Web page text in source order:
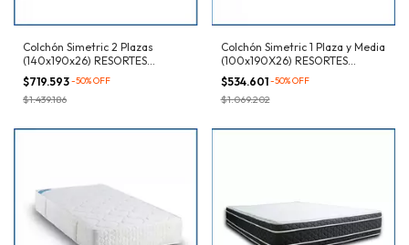
Colchón Simetric 2 Plazas
(140x190x26) RESORTES
Bicónicos
$719.593-50%OFF
$1.439.186
Colchón Simetric 1 Plaza y Media
(100x190X26) RESORTES
Bicónicos
$534.601-50%OFF
$1.069.202